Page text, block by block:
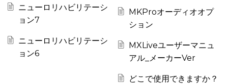
ニューロリハビリテーシ
ョン7
ニューロリハビリテーシ
ョン6
MKProオーディオオプ
ション
MXLiveユーザーマニュ
アル_メーカーVer
どこで使用できますか？